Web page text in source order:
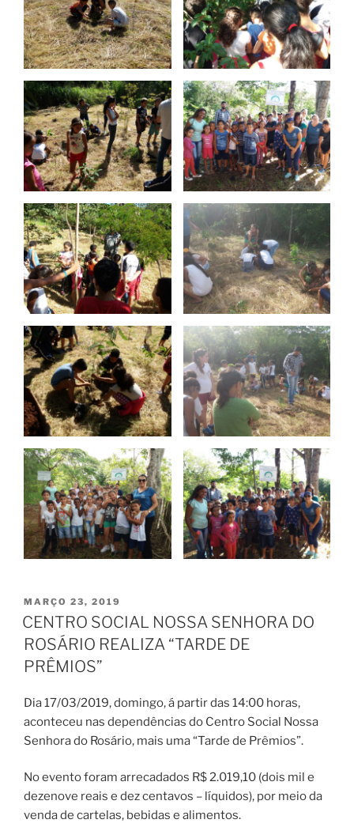
PUBLICADO
EM
MARÇO 23, 2019
CENTRO SOCIAL NOSSA SENHORA DO
ROSÁRIO REALIZA “TARDE DE
PRÊMIOS”
Dia 17/03/2019, domingo, á partir das 14:00 horas,
aconteceu nas dependências do Centro Social Nossa
Senhora do Rosário, mais uma “Tarde de Prêmios”.
No evento foram arrecadados R$ 2.019,10 (dois mil e
dezenove reais e dez centavos – líquidos), por meio da
venda de cartelas, bebidas e alimentos.